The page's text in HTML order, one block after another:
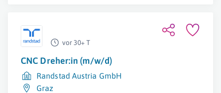
vor 30+ T
CNC Dreher:in (m/w/d)
Randstad Austria GmbH
Graz